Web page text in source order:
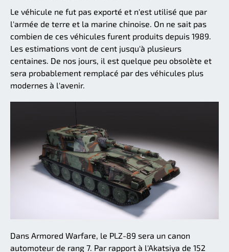
Le véhicule ne fut pas exporté et n'est utilisé que par
l'armée de terre et la marine chinoise. On ne sait pas
combien de ces véhicules furent produits depuis 1989.
Les estimations vont de cent jusqu'à plusieurs
centaines. De nos jours, il est quelque peu obsolète et
sera probablement remplacé par des véhicules plus
modernes à l'avenir.
Dans Armored Warfare, le PLZ-89 sera un canon
automoteur de rang 7. Par rapport à l'Akatsiya de 152